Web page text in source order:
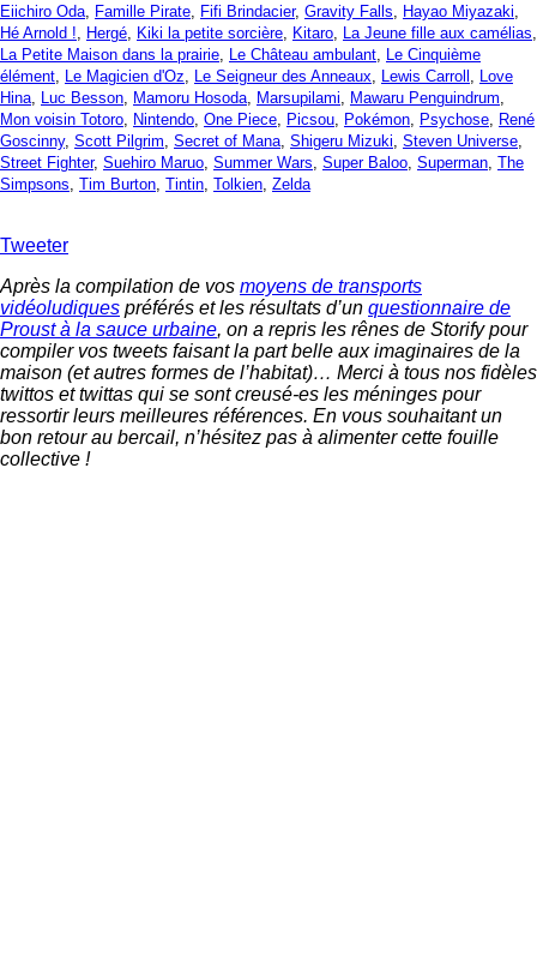
Eiichiro Oda Famille Pirate Fifi Brindacier, Gravity Falls Hayao Miyazaki
Hé Arnold !
Hergé Kiki la petite sorcière Kitaro La Jeune fille aux camélias
La Petite Maison dans la prairie Le Château ambulant Le Cinquième
élément Le Magicien d'Oz Le Seigneur des Anneaux Lewis Carroll
Love
Hina Luc Besson Mamoru Hosoda Marsupilami Mawaru Penguindrum
Mon voisin Totoro Nintendo One Piece Picsou Pokémon Psychose René
Goscinny, Scott Pilgrim Secret of Mana Shigeru Mizuki Steven Universe
Street Fighter, Suehiro Maruo Summer Wars Super Baloo Superman The
Simpsons Tim Burton Tintin Tolkien Zelda
Tweeter
Après la compilation de vos moyens de transports
vidéoludiques préférés et les résultats d’un questionnaire de
Proust à la sauce urbaine, on a repris les rênes de Storify pour
compiler vos tweets faisant la part belle aux imaginaires de la
maison (et autres formes de l’habitat)… Merci à tous nos fidèles
twittos et twittas qui se sont creusé-es les méninges pour
ressortir leurs meilleures références. En vous souhaitant un
bon retour au bercail, n’hésitez pas à alimenter cette fouille
collective !